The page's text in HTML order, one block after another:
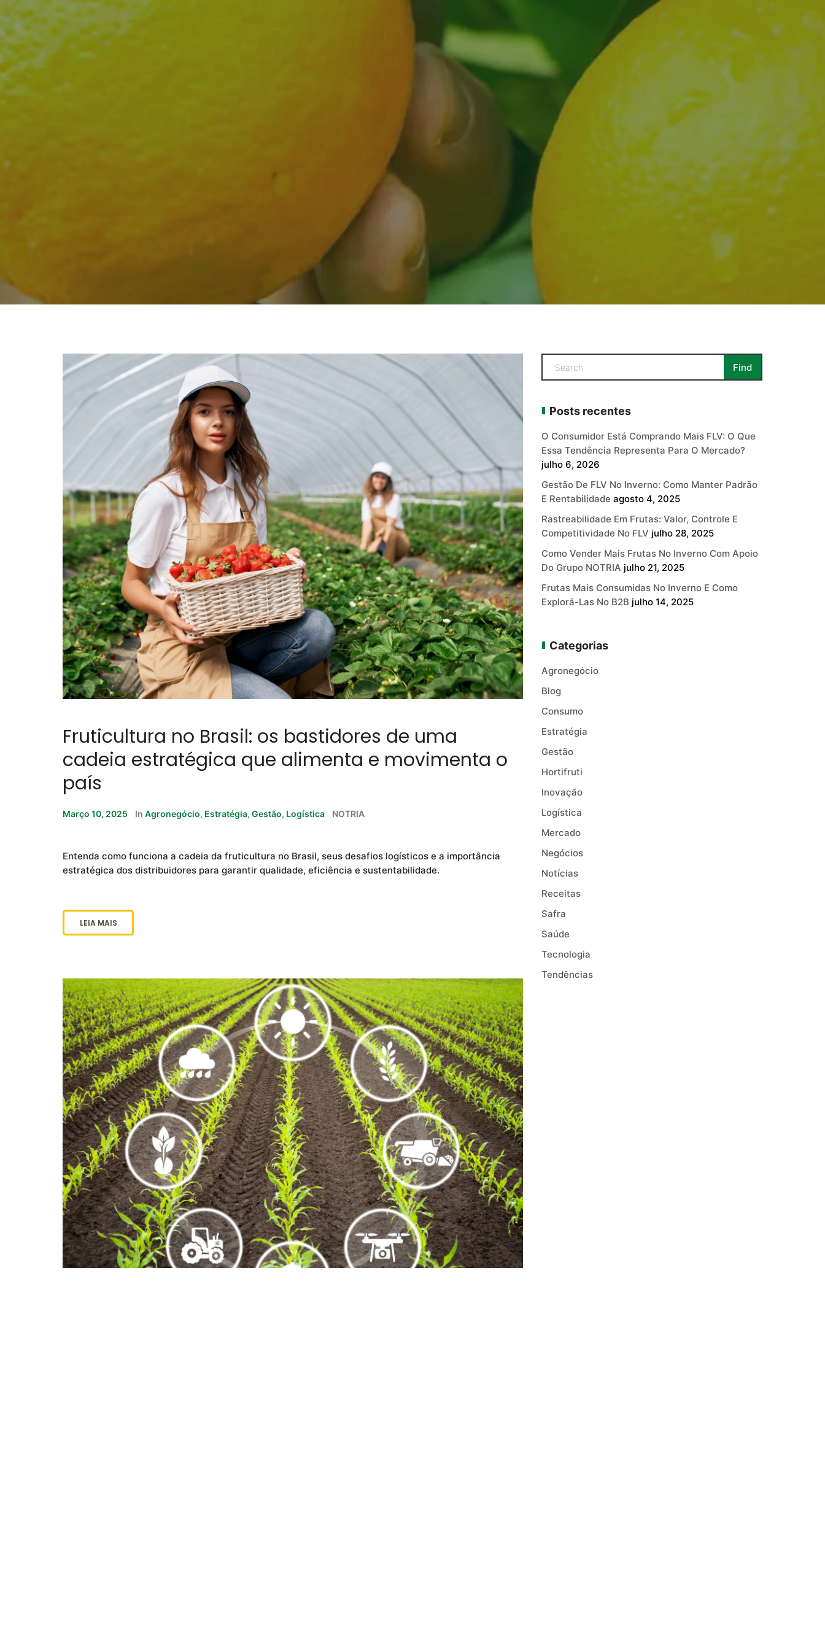
Fruticultura no Brasil: os bastidores de uma
cadeia estratégica que alimenta e movimenta o
país
Março 10, 2025 In Agronegócio, Estratégia, Gestão, Logística NOTRIA
Entenda como funciona a cadeia da fruticultura no Brasil, seus desafios logísticos e a importância
estratégica dos distribuidores para garantir qualidade, eficiência e sustentabilidade.
LEIA MAIS
Posts recentes
O Consumidor Está Comprando Mais FLV: O Que
Essa Tendência Representa Para O Mercado?
julho 6, 2026
Gestão De FLV No Inverno: Como Manter Padrão
E Rentabilidade agosto 4, 2025
Rastreabilidade Em Frutas: Valor, Controle E
Competitividade No FLV julho 28, 2025
Como Vender Mais Frutas No Inverno Com Apoio
Do Grupo NOTRIA julho 21, 2025
Frutas Mais Consumidas No Inverno E Como
Explorá-Las No B2B julho 14, 2025
Categorias
Agronegócio
Blog
Consumo
Estratégia
Gestão
Hortifruti
Inovação
Logística
Mercado
Negócios
Notícias
Receitas
Safra
Saúde
Tecnologia
Tendências